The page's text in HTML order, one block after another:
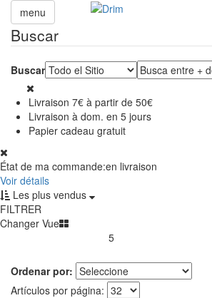
menu
Buscar
Buscar
Livraison 7€ à partir de 50€
Livraison à dom. en 5 jours
Papier cadeau gratuit
État de ma commande:en livraison
Voir détails
Les plus vendus
FILTRER
Changer Vue
5
Ordenar por:
Artículos por página: